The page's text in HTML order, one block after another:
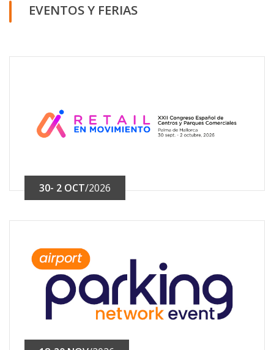
EVENTOS Y FERIAS
30- 2 OCT/2026